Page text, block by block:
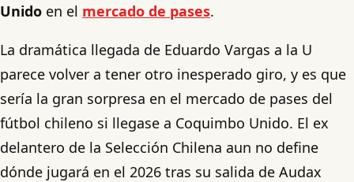
Unido en el mercado de pases.
La dramática llegada de Eduardo Vargas a la U
parece volver a tener otro inesperado giro, y es que
sería la gran sorpresa en el mercado de pases del
fútbol chileno si llegase a Coquimbo Unido. El ex
delantero de la Selección Chilena aun no define
dónde jugará en el 2026 tras su salida de Audax